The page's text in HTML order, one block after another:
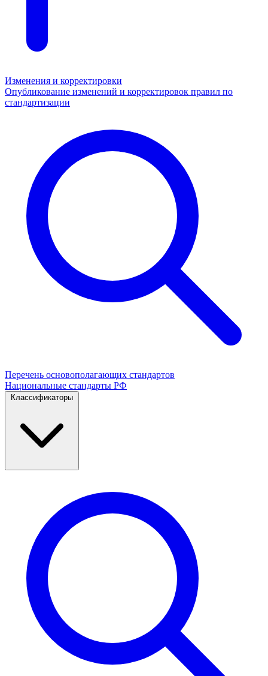
Изменения и корректировки
Опубликование изменений и корректировок правил по
стандартизации
Перечень основополагающих стандартов
Национальные стандарты РФ
Классификаторы